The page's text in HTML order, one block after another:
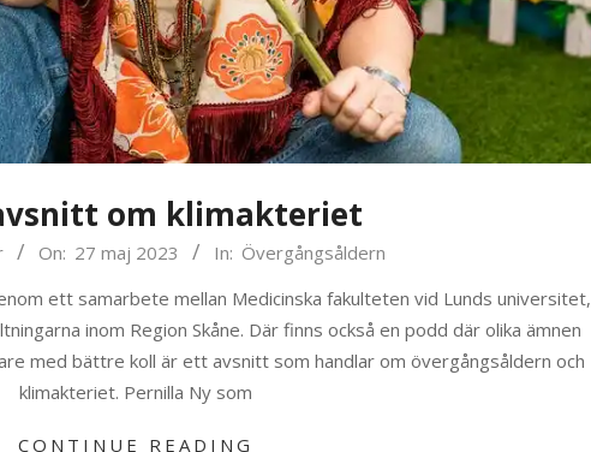
om klimakteriet
On: 27 maj 2023 In: Övergångsåldern
ett samarbete mellan Medicinska fakulteten vid Lunds universitet,
inom Region Skåne. Där finns också en podd där olika ämnen
med bättre koll är ett avsnitt som handlar om övergångsåldern och
klimakteriet. Pernilla Ny som
CONTINUE READING